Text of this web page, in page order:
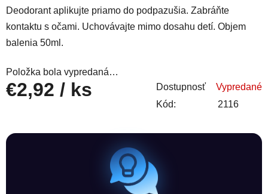
Deodorant aplikujte priamo do podpazušia. Zabráňte
kontaktu s očami. Uchovávajte mimo dosahu detí. Objem
balenia 50ml.
Položka bola vypredaná…
€2,92 / ks Dostupnosť
Vypredané
Kód:
2116